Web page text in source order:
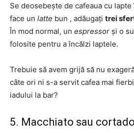
Se deosebește de cafeaua cu
face un latte bun , adăugați trei
În mod normal, un espressor și o
folosite pentru a încălzi laptele.
Trebuie să avem grijă să nu
câte ori ni s-a servit cafea mai
iadului la bar?
5. Macchiato sau cortado